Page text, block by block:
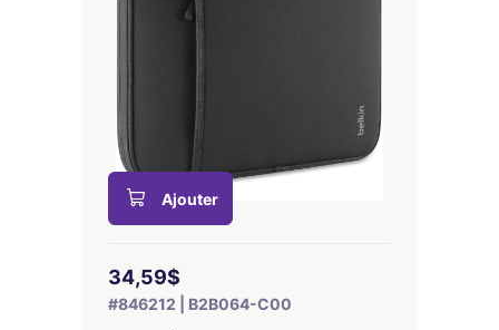
Ajouter
34,59$
#846212 | B2B064-C00